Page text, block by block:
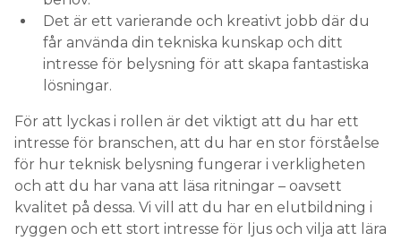
Det är ett varierande och kreativt jobb där du
får använda din tekniska kunskap och ditt
intresse för belysning för att skapa fantastiska
lösningar.
För att lyckas i rollen är det viktigt att du har ett
intresse för branschen, att du har en stor förståelse
för hur teknisk belysning fungerar i verkligheten
och att du har vana att läsa ritningar – oavsett
kvalitet på dessa. Vi vill att du har en elutbildning i
ryggen och ett stort intresse för ljus och vilja att lära